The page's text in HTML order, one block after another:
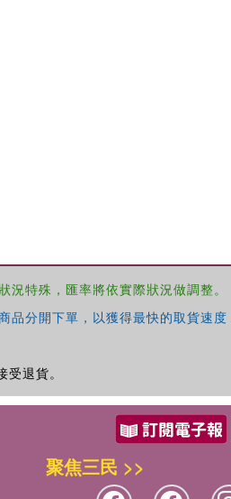
特殊，匯率將依實際狀況做調整。
分開下單，以獲得最快的取貨速度
退貨。
聚焦三民 >>